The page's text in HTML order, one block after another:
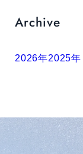
Archive
2026年2025年